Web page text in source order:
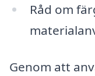
Råd om
Genom att